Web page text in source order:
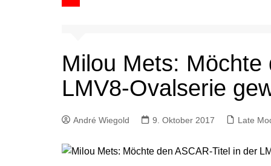
NASCAR Truck Series
NASCAR Euro Series
NASCAR Brasil Series
NASCAR Mexico Series
Milou Mets: Möchte
LMV8-Ovalserie
André Wiegold 9. Oktober 2017 Late